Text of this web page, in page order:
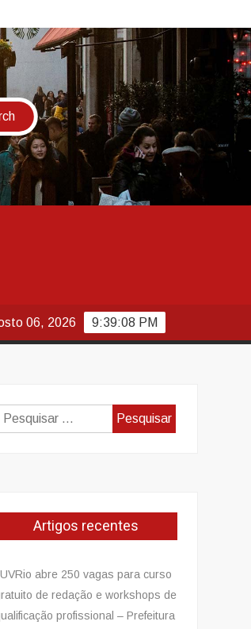
de terras
9:39:09 PM
06, 2026
Pesquisar
por:
Artigos recentes
abre 250 vagas para curso
de redação e workshops de
profissional – Prefeitura